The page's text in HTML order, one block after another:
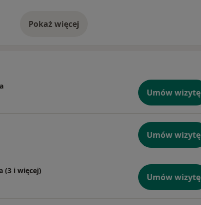
Pokaż więcejo doświadczeniu
Umów wizytę
Umów wizytę
(3 i więcej)
Umów wizytę